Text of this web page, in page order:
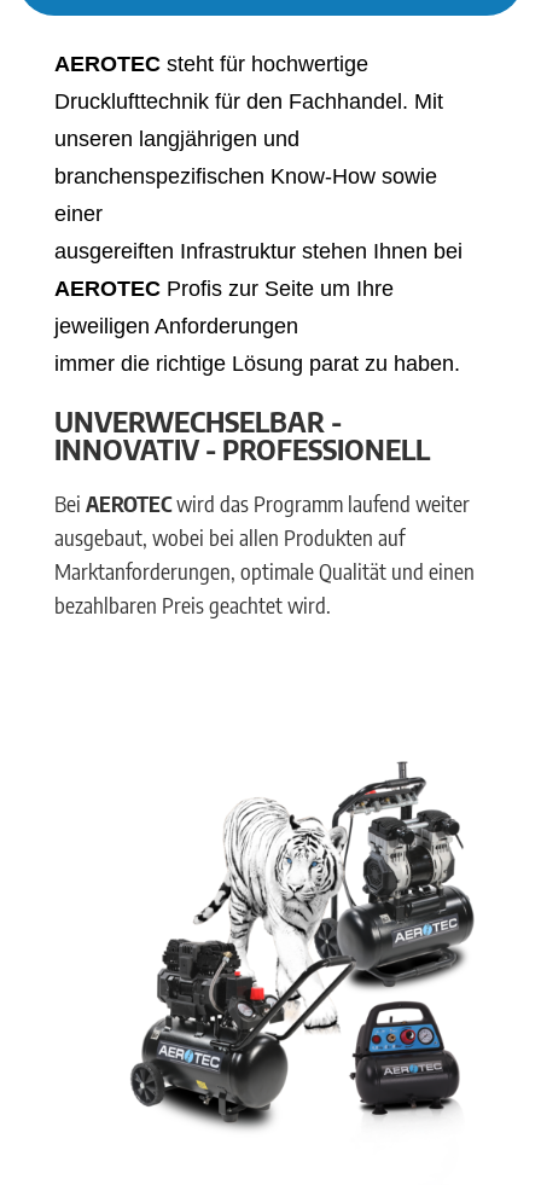
AEROTEC steht für hochwertige
Drucklufttechnik für den Fachhandel. Mit
unseren langjährigen und
branchenspezifischen Know-How sowie
einer
ausgereiften Infrastruktur stehen Ihnen bei
AEROTEC Profis zur Seite um Ihre
jeweiligen Anforderungen
immer die richtige Lösung parat zu haben.
UNVERWECHSELBAR -
INNOVATIV - PROFESSIONELL
Bei AEROTECwird das Programm laufend weiter
ausgebaut, wobei bei allen Produkten auf
Marktanforderungen, optimale Qualität und einen
bezahlbaren Preis geachtet wird.